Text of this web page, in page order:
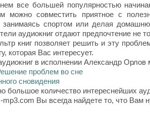
все большей популярностью
можно совместить приятное с
занимаясь спортом или делая
аудиокниг отдают предпочтение не
книг позволяет решить и эту
которая Вас интересует.
в исполнении Александр Орлов
проблем во сне
сновидения
большое количество интереснейших
mp3.com Вы всегда найдете то, что Вам